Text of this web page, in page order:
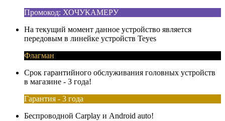
Промокод: ХОЧУКАМЕРУ
На текущий момент данное устройство является
передовым в линейке устройств Teyes
Флагман
Срок гарантийного обслуживания головных устройств
в магазине - 3 года!
Гарантия - 3 года
Беспроводной Carplay и Android auto!